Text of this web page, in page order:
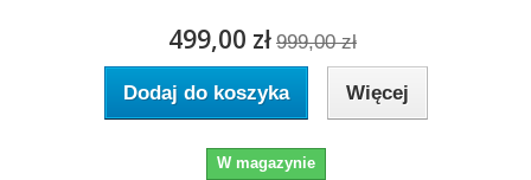
499,00 zł 999,00 zł
Dodaj do koszyka Więcej
W magazynie